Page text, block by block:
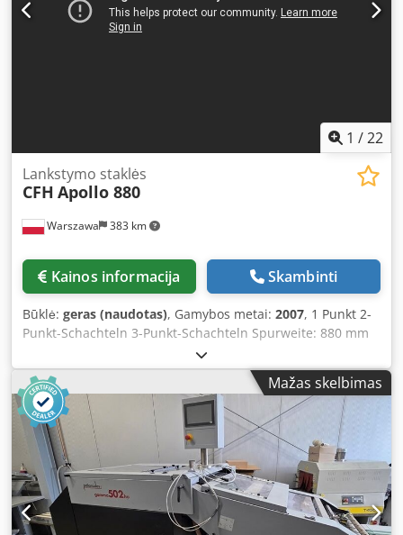
pritaikytas ir kitiems lankstymo įrenginiams galima įsigyti iš
1 /22
Warszawa 383 km
Lankstymo staklės
CFH Apollo 880
Kainos informacija Skambinti
Būklė: geras (naudotas), Gamybos metai: 2007, 1 Punkt 2-
Punkt-Schachteln 3-Punkt-Schachteln Spurweite: 880 mm
Liniengeschwindigkeit: 0–250 m/min, einstellbar Karton:
250–500 GSM Karton Schachtelformung: Einkleben einer
oder beider Seiten Leimauftrag: Zwei Stationen, 2
Oberstationen mit jeweils einem Schleifrad Automatische
Zuführung Zuführung, Faltung und Pressung werden
durch einen Vibrationsmotor angetrieben
Leimauftragsgerät: HHS, 3 Düsen Crodpfx Amevf Ezxe Rof
Mažas skelbimas